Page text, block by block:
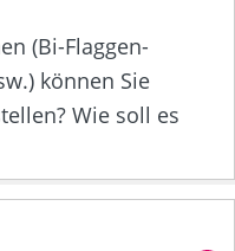
(Bi-Flaggen-
können Sie
Wie soll es